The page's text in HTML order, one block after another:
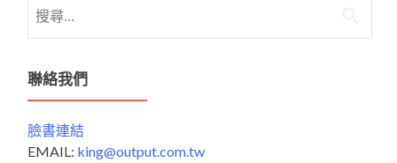
尋
鍵
字:
聯絡我們
臉書連結
EMAIL: king@output.com.tw